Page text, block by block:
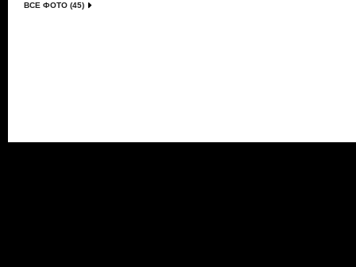
ВСЕ ФОТО (45)